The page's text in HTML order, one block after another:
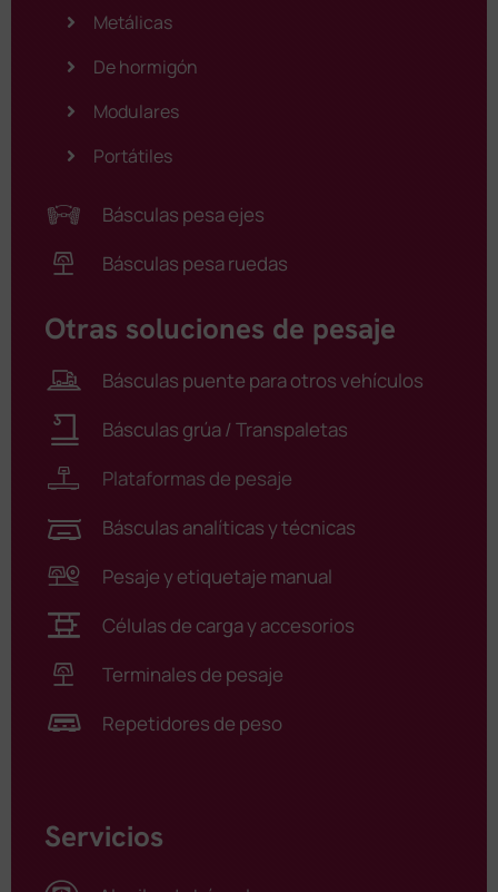
Metálicas
De hormigón
Modulares
Portátiles
Básculas pesa ejes
Básculas pesa ruedas
Otras soluciones de pesaje
Básculas puente para otros vehículos
Básculas grúa / Transpaletas
Plataformas de pesaje
Básculas analíticas y técnicas
Pesaje y etiquetaje manual
Células de carga y accesorios
Terminales de pesaje
Repetidores de peso
Servicios